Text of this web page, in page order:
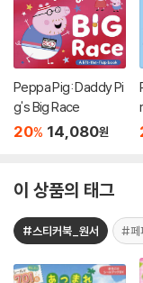
Peppa Pig: Daddy Pi
g's Big Race
20% 14,080원
이 상품의 태그
#스티커북_원서 #페